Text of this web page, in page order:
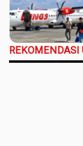
REKOMENDASI